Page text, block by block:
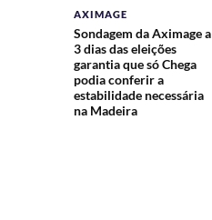
AXIMAGE
Sondagem da Aximage a
3 dias das eleições
garantia que só Chega
podia conferir a
estabilidade necessária
na Madeira